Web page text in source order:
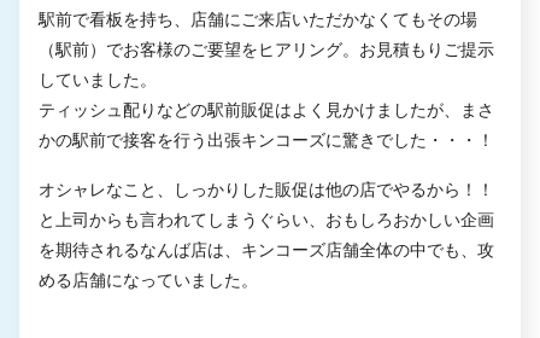
駅前で看板を持ち、店舗にご来店いただかなくてもその場
（駅前）でお客様のご要望をヒアリング。お見積もりご提示
していました。
ティッシュ配りなどの駅前販促はよく見かけましたが、まさ
かの駅前で接客を行う出張キンコーズに驚きでした・・・！
オシャレなこと、しっかりした販促は他の店でやるから！！
と上司からも言われてしまうぐらい、おもしろおかしい企画
を期待されるなんば店は、キンコーズ店舗全体の中でも、攻
める店舗になっていました。